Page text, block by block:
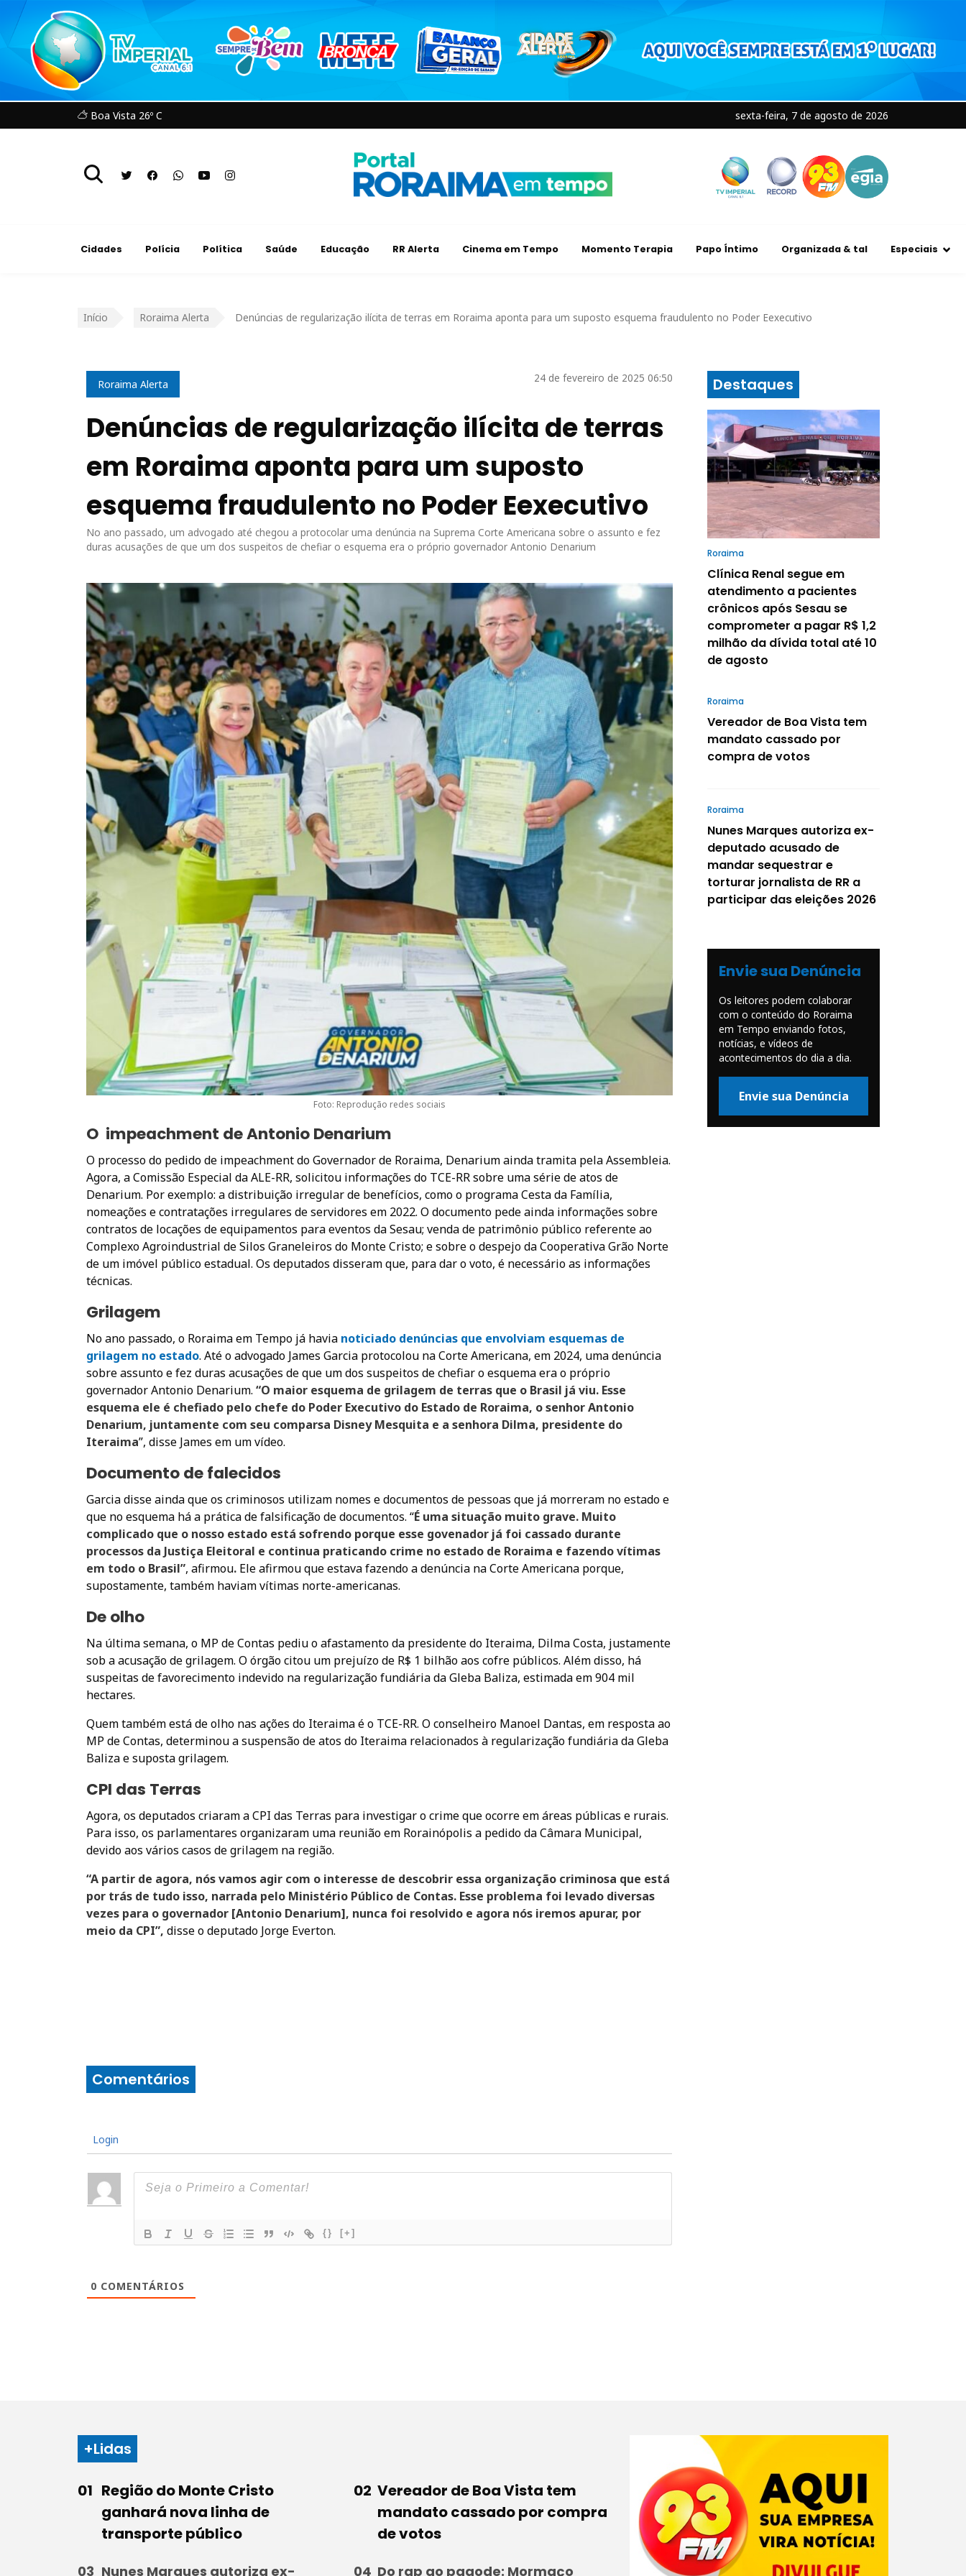
Boa Vista 26º C sexta-feira, 7 de agosto de 2026
Cidades Polícia Política Saúde Educação RR Alerta Cinema em Tempo Momento Terapia Papo Íntimo Organizada & tal Especiais
Início Roraima Alerta Denúncias de regularização ilícita de terras em Roraima aponta para um suposto esquema fraudulento no Poder Eexecutivo
Roraima Alerta 24 de fevereiro de 2025 06:50
Denúncias de regularização ilícita de terras
em Roraima aponta para um suposto
esquema fraudulento no Poder Eexecutivo
No ano passado, um advogado até chegou a protocolar uma denúncia na Suprema Corte Americana sobre o assunto e fez
duras acusações de que um dos suspeitos de chefiar o esquema era o próprio governador Antonio Denarium
Foto: Reprodução redes sociais
O impeachment de Antonio Denarium
O processo do pedido de impeachment do Governador de Roraima, Denarium ainda tramita pela Assembleia.
Agora, a Comissão Especial da ALE-RR, solicitou informações do TCE-RR sobre uma série de atos de
Denarium. Por exemplo: a distribuição irregular de benefícios, como o programa Cesta da Família,
nomeações e contratações irregulares de servidores em 2022. O documento pede ainda informações sobre
contratos de locações de equipamentos para eventos da Sesau; venda de patrimônio público referente ao
Complexo Agroindustrial de Silos Graneleiros do Monte Cristo; e sobre o despejo da Cooperativa Grão Norte
de um imóvel público estadual. Os deputados disseram que, para dar o voto, é necessário as informações
técnicas.
Grilagem
No ano passado, o Roraima em Tempo já havia noticiado denúncias que envolviam esquemas de
grilagem no estado. Até o advogado James Garcia protocolou na Corte Americana, em 2024, uma denúncia
sobre assunto e fez duras acusações de que um dos suspeitos de chefiar o esquema era o próprio
governador Antonio Denarium. “O maior esquema de grilagem de terras que o Brasil já viu. Esse
esquema ele é chefiado pelo chefe do Poder Executivo do Estado de Roraima, o senhor Antonio
Denarium, juntamente com seu comparsa Disney Mesquita e a senhora Dilma, presidente do
Iteraima”, disse James em um vídeo.
Documento de falecidos
Garcia disse ainda que os criminosos utilizam nomes e documentos de pessoas que já morreram no estado e
que no esquema há a prática de falsificação de documentos. “É uma situação muito grave. Muito
complicado que o nosso estado está sofrendo porque esse govenador já foi cassado durante
processos da Justiça Eleitoral e continua praticando crime no estado de Roraima e fazendo vítimas
em todo o Brasil”, afirmou. Ele afirmou que estava fazendo a denúncia na Corte Americana porque,
supostamente, também haviam vítimas norte-americanas.
De olho
Na última semana, o MP de Contas pediu o afastamento da presidente do Iteraima, Dilma Costa, justamente
sob a acusação de grilagem. O órgão citou um prejuízo de R$ 1 bilhão aos cofre públicos. Além disso, há
suspeitas de favorecimento indevido na regularização fundiária da Gleba Baliza, estimada em 904 mil
hectares.
Quem também está de olho nas ações do Iteraima é o TCE-RR. O conselheiro Manoel Dantas, em resposta ao
MP de Contas, determinou a suspensão de atos do Iteraima relacionados à regularização fundiária da Gleba
Baliza e suposta grilagem.
CPI das Terras
Agora, os deputados criaram a CPI das Terras para investigar o crime que ocorre em áreas públicas e rurais.
Para isso, os parlamentares organizaram uma reunião em Rorainópolis a pedido da Câmara Municipal,
devido aos vários casos de grilagem na região.
“A partir de agora, nós vamos agir com o interesse de descobrir essa organização criminosa que está
por trás de tudo isso, narrada pelo Ministério Público de Contas. Esse problema foi levado diversas
vezes para o governador [Antonio Denarium], nunca foi resolvido e agora nós iremos apurar, por
meio da CPI”, disse o deputado Jorge Everton.
Comentários
Login
{} [+]
0 COMENTÁRIOS
Destaques
Roraima
Clínica Renal segue em
atendimento a pacientes
crônicos após Sesau se
comprometer a pagar R$ 1,2
milhão da dívida total até 10
de agosto
Roraima
Vereador de Boa Vista tem
mandato cassado por
compra de votos
Roraima
Nunes Marques autoriza ex-
deputado acusado de
mandar sequestrar e
torturar jornalista de RR a
participar das eleições 2026
Envie sua Denúncia
Os leitores podem colaborar
com o conteúdo do Roraima
em Tempo enviando fotos,
notícias, e vídeos de
acontecimentos do dia a dia.
Envie sua Denúncia
+Lidas
Região do Monte Cristo
ganhará nova linha de
transporte público
Vereador de Boa Vista tem
mandato cassado por compra
de votos
Nunes Marques autoriza ex- Do rap ao pagode: Mormaço